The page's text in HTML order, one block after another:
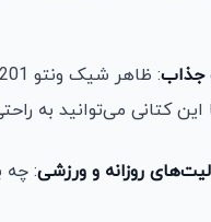
جذاب: ظاهر شیک ونتو 201 بزرگپا مشکی، آن را به انتخابی مناسب برای استفاده روزمره و یا فعالیت‌های ورزشی تبدیل کرده است.
این کتانی می‌توانید به
روزانه و ورزشی